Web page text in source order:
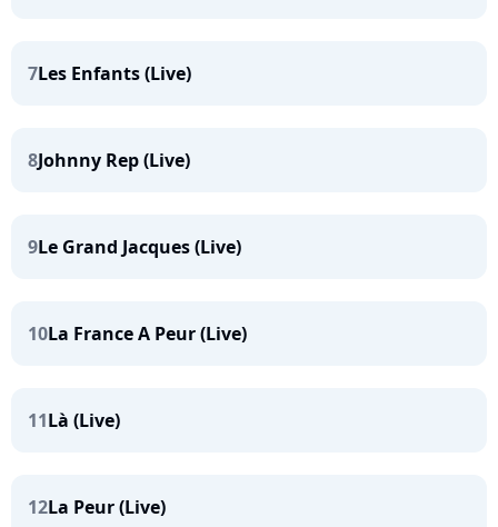
7Les Enfants (Live)
8Johnny Rep (Live)
9Le Grand Jacques (Live)
10La France A Peur (Live)
11Là (Live)
12La Peur (Live)